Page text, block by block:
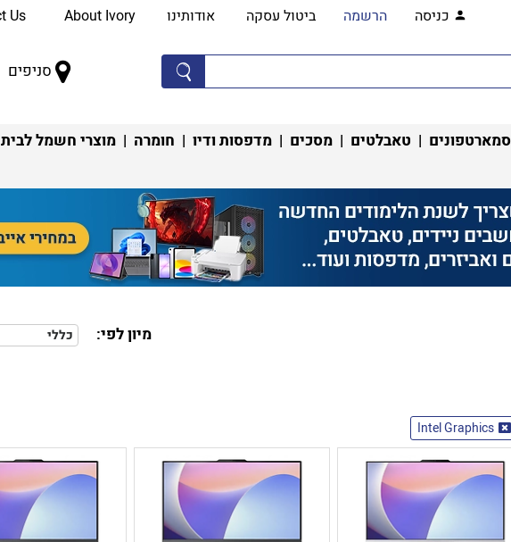
כניסה הרשמה ביטול עסקה אודותינו About Ivory
סניפים
סמארטפונים | טאבלטים | מסכים | מדפסות ודיו | חומרה | מוצרי חשמל לבית
מיון לפי: כללי
Intel Graphics